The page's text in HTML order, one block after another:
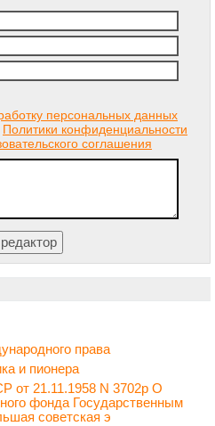
персональных данных
Политики конфиденциальности
соглашения
права
и пионера
от 21.11.1958 N 3702р О
фонда Государственным
советская э